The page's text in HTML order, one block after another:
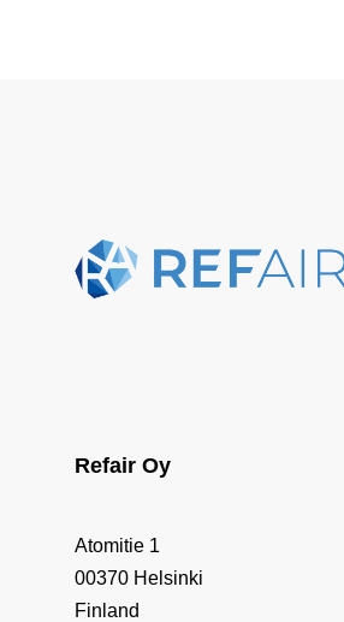
Refair Oy
Atomitie 1
00370 Helsinki
Finland